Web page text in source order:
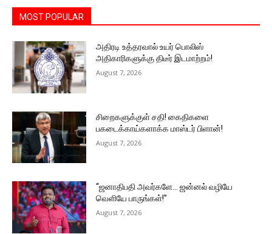
MOST POPULAR
அதிரடி உத்தரவால் உயர் பொலிஸ்
அதிகாரிகளுக்கு திடீர் இடமாற்றம்!
August 7, 2026
சிறைகளுக்குள் சதி! கைதிகளை
பகடைக்காய்களாக்க மாஸ்டர் பிளான்!
August 7, 2026
“ஜனாதிபதி அவர்களே… ஜன்னல் வழியே
வெளியே பாருங்கள்!”
August 7, 2026